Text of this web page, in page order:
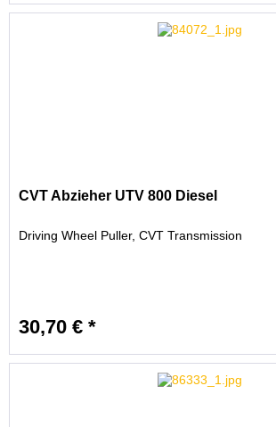
CVT Abzieher UTV 800 Diesel
Driving Wheel Puller, CVT Transmission
30,70 € *